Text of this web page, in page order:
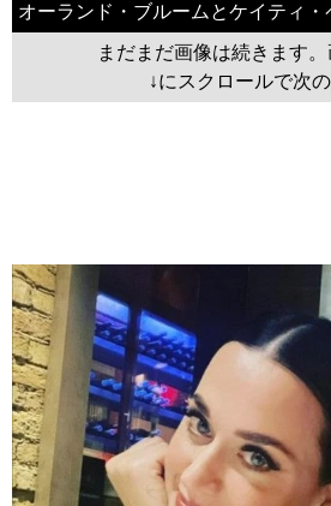
オーランド・ブルームとケイティ・
まだまだ画像は続きます。
↓にスクロールで次